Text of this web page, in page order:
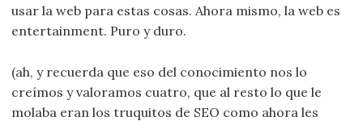
usar la web para estas cosas. Ahora mismo, la web es
entertainment. Puro y duro.
(ah, y recuerda que eso del conocimiento nos lo
creímos y valoramos cuatro, que al resto lo que le
molaba eran los truquitos de SEO como ahora les